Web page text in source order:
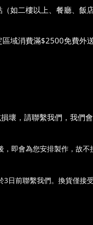
樓以上、餐廳、飯店等
費滿$2500免費外送
壞，請聯繫我們，我們會
即會為您安排製作，故不
日前聯繫我們。換貨僅接